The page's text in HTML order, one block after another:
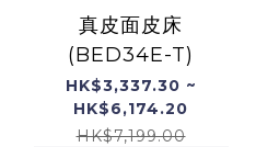
真皮面皮床
(BED34E-T)
HK$3,337.30 ~
HK$6,174.20
HK$7,199.00